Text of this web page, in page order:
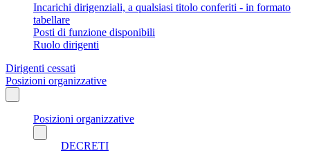
Incarichi dirigenziali, a qualsiasi titolo conferiti - in formato
tabellare
Posti di funzione disponibili
Ruolo dirigenti
Dirigenti cessati
Posizioni organizzative
Posizioni organizzative
DECRETI